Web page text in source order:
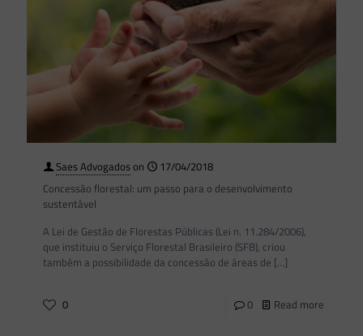
Saes Advogadoson
17/04/2018
Concessão florestal: um passo para o desenvolvimento
sustentável
A Lei de Gestão de Florestas Públicas (Lei n. 11.284/2006),
que instituiu o Serviço Florestal Brasileiro (SFB), criou
também a possibilidade da concessão de áreas de […]
0 0 Read more